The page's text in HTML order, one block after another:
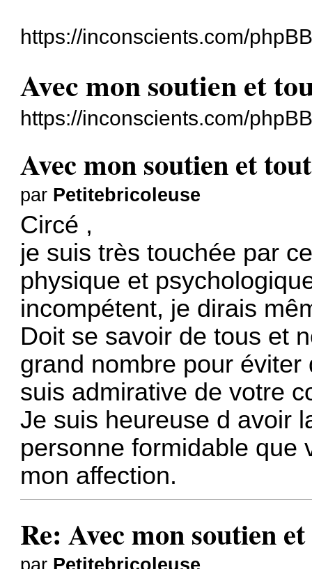
https://inconscients.com/
Avec mon soutien et
https://inconscients.com/
Avec mon soutien et
par Petitebricoleuse
Circé ,
je suis très touchée par
physique et
incompétent, je dirais
Doit se savoir de tous et
grand nombre pour
suis admirative de votre
Je suis heureuse d avoir
personne formidable que
mon affection.
Re: Avec mon soutien
par Petitebricoleuse